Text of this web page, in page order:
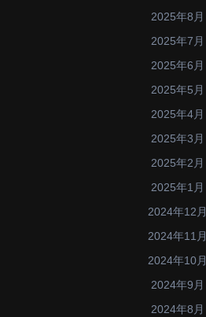
2025年8月
2025年7月
2025年6月
2025年5月
2025年4月
2025年3月
2025年2月
2025年1月
2024年12月
2024年11月
2024年10月
2024年9月
2024年8月